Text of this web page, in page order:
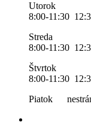
Utorok
8:00-11:30
Streda
8:00-11:30
Štvrtok
8:00-11:30
Piatok